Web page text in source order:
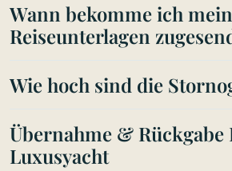
Wann bekomme ich
Reiseunterlagen
Wie hoch sind die
Übernahme &
Luxusyacht